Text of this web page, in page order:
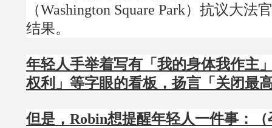
（Washington Square Park）抗议大法
结果。
年轻人手举着写有「我的身体我作主
权利」等字眼的看板，扬言「关闭最
但是，Robin想提醒年轻人一件事：